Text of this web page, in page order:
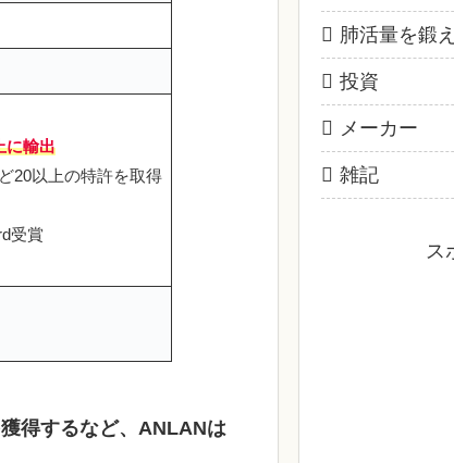
に輸出
20以上の特許を取得
受賞
得するなど、ANLANは
肺活量を鍛
投資
メーカー
雑記
ス